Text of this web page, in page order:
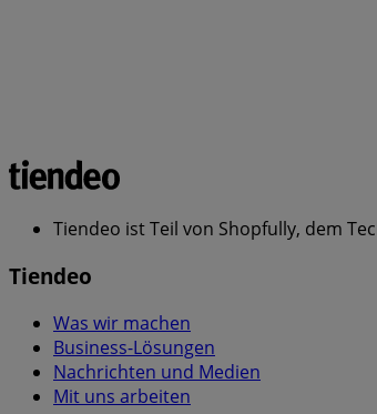
Tiendeo ist Teil von Shopfully, dem
Tiendeo
Was wir machen
Business-Lösungen
Nachrichten und Medien
Mit uns arbeiten